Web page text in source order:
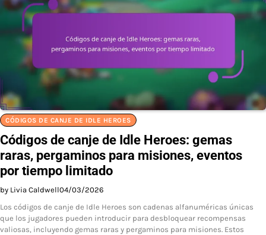
CÓDIGOS DE CANJE DE IDLE HEROES
Códigos de canje de Idle Heroes: gemas
raras, pergaminos para misiones, eventos
por tiempo limitado
by Livia Caldwell04/03/2026
Los códigos de canje de Idle Heroes son cadenas alfanuméricas únicas
que los jugadores pueden introducir para desbloquear recompensas
valiosas, incluyendo gemas raras y pergaminos para misiones. Estos